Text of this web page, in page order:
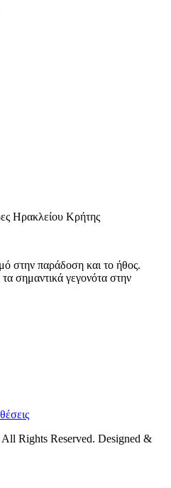
Ηρακλείου Κρήτης
στην παράδοση και το ήθος.
σημαντικά γεγονότα στην
Rights Reserved. Designed &